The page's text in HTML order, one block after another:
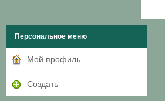
Персональное меню
Мой профиль
Создать